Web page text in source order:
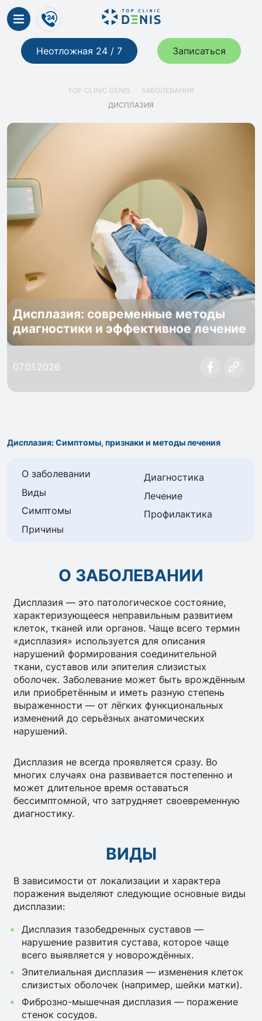
Неотложная 24 / 7 Записаться
TOP CLINIC DENIS
ЗАБОЛЕВАНИЯ
ДИСПЛАЗИЯ
Дисплазия: современные методы
диагностики и эффективное лечение
07.01.2026
Дисплазия: Симптомы, признаки и методы лечения
О заболевании
Виды
Симптомы
Причины
Диагностика
Лечение
Профилактика
О ЗАБОЛЕВАНИИ
Дисплазия — это патологическое состояние,
характеризующееся неправильным развитием
клеток, тканей или органов. Чаще всего термин
«дисплазия» используется для описания
нарушений формирования соединительной
ткани, суставов или эпителия слизистых
оболочек. Заболевание может быть врождённым
или приобретённым и иметь разную степень
выраженности — от лёгких функциональных
изменений до серьёзных анатомических
нарушений.
Дисплазия не всегда проявляется сразу. Во
многих случаях она развивается постепенно и
может длительное время оставаться
бессимптомной, что затрудняет своевременную
диагностику.
ВИДЫ
В зависимости от локализации и характера
поражения выделяют следующие основные виды
дисплазии:
Дисплазия тазобедренных суставов —
нарушение развития сустава, которое чаще
всего выявляется у новорождённых.
Эпителиальная дисплазия — изменения клеток
слизистых оболочек (например, шейки матки).
Фиброзно-мышечная дисплазия — поражение
стенок сосудов.